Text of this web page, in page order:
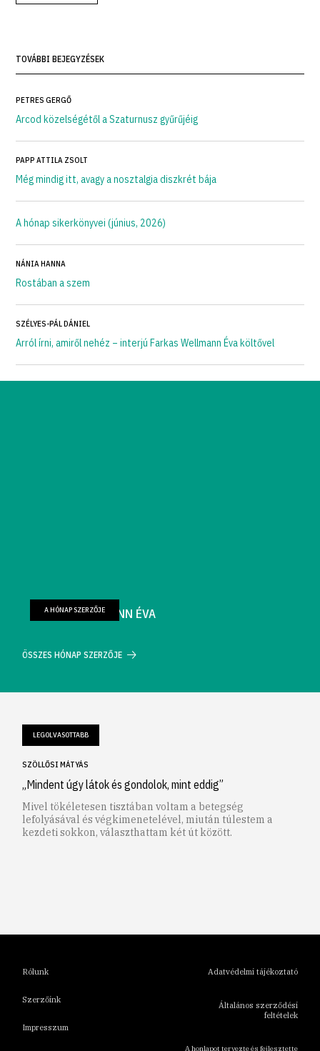
TOVÁBBI BEJEGYZÉSEK
PETRES GERGŐ
Arcod közelségétől a Szaturnusz gyűrűjéig
PAPP ATTILA ZSOLT
Még mindig itt, avagy a nosztalgia diszkrét bája
A hónap sikerkönyvei (június, 2026)
NÁNIA HANNA
Rostában a szem
SZÉLYES-PÁL DÁNIEL
Arról írni, amiről nehéz – interjú Farkas Wellmann Éva költővel
FARKAS WELLMANN ÉVA
A HÓNAP SZERZŐJE
ÖSSZES HÓNAP SZERZŐJE
LEGOLVASOTTABB
SZÖLLŐSI MÁTYÁS
„Mindent úgy látok és gondolok, mint eddig”
Mivel tökéletesen tisztában voltam a betegség
lefolyásával és végkimenetelével, miután túlestem a
kezdeti sokkon, választhattam két út között.
Rólunk
Szerzőink
Impresszum
Adatvédelmi tájékoztató
Általános szerződési
feltételek
A honlapot tervezte és fejlesztette